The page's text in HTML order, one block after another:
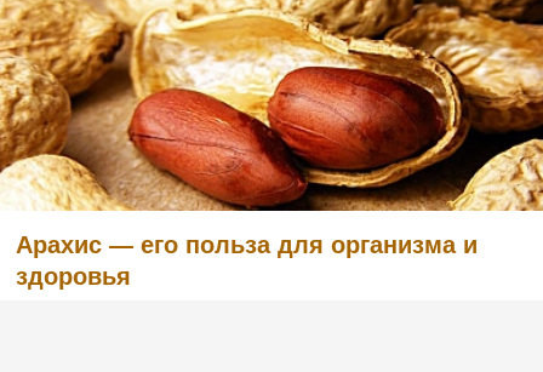
Арахис — его польза для организма и
здоровья